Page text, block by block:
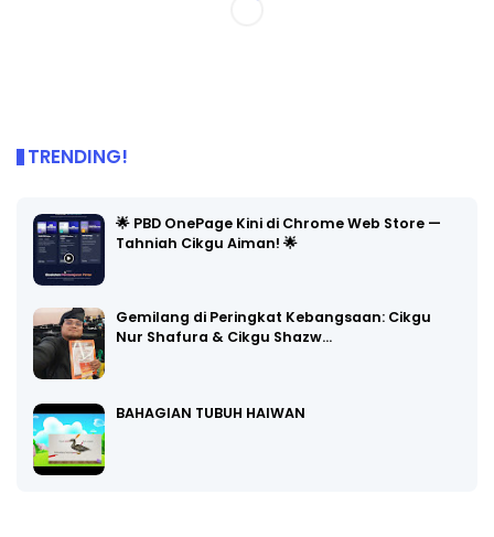
TRENDING!
🌟 PBD OnePage Kini di Chrome Web Store —
Tahniah Cikgu Aiman! 🌟
Gemilang di Peringkat Kebangsaan: Cikgu
Nur Shafura & Cikgu Shazw…
BAHAGIAN TUBUH HAIWAN